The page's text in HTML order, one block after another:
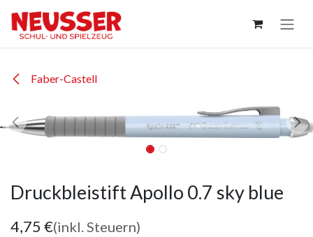
Faber-Castell
Druckbleistift Apollo 0.7 sky blue
4,75 €(inkl. Steuern)